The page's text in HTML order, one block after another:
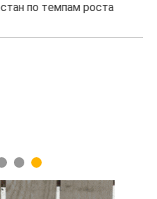
по темпам роста
4 5